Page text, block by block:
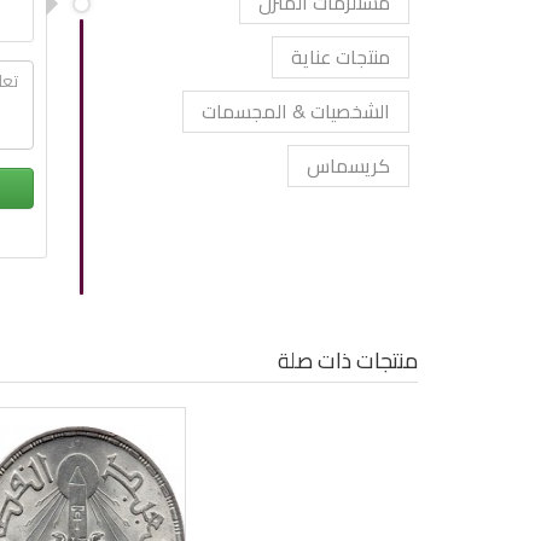
منتجات عناية
الشخصيات & المجسمات
كريسماس
منتجات ذات صلة